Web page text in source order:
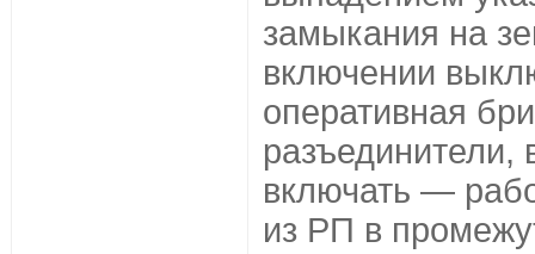
замыкания на
включении
оперативная
разъединители,
включать —
из РП в